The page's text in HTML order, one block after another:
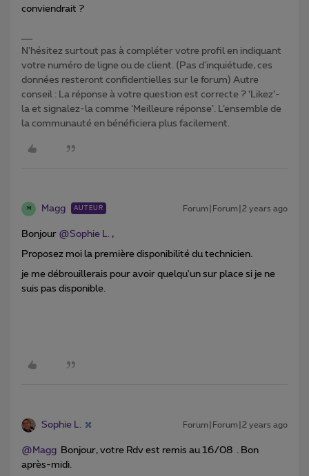
conviendrait ?
N'hésitez surtout pas à compléter votre profil en indiquant
votre numéro de ligne ou de client. (Pas d'inquiétude, ces
données resteront confidentielles sur le forum) Autre
conseil : La réponse à votre question est correcte ? ‘Likez’-
la et signalez-la comme ‘Meilleure réponse’. L’ensemble de
la communauté en bénéficiera plus facilement.
M Magg AUTEUR Forum|Forum|2 years ago
Bonjour @Sophie L. ,
Proposez moi la première disponibilité du technicien.
je me débrouillerais pour avoir quelqu'un sur place si je ne
suis pas disponible.
Sophie L. Forum|Forum|2 years ago
@Magg Bonjour, votre Rdv est remis au 16/08 . Bon
après-midi.